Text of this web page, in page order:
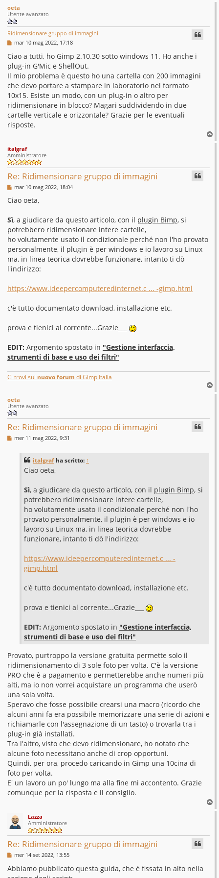
oeta
Utente avanzato
Ridimensionare gruppo di immagini
M
s
s
a
g
g
i
o
mar 10 mag 2022, 17:18
Ciao a tutti, ho Gimp 2.10.30 sotto windows 11. Ho anche i
plug-in G'Mic e ShellOut.
Il mio problema è questo ho una cartella con 200 immagini
che devo portare a stampare in laboratorio nel formato
10x15. Esiste un modo, con un plug-in o altro per
ridimensionare in blocco? Magari suddividendo in due
cartelle verticale e orizzontale? Grazie per le eventuali
risposte.
o
italgraf
Amministratore
Re: Ridimensionare gruppo di immagini
M
s
s
g
g
i
o
mar 10 mag 2022, 18:04
Ciao oeta,
Sì, a giudicare da questo articolo, con il plugin Bimp, si
potrebbero ridimensionare intere cartelle,
ho volutamente usato il condizionale perché non l'ho provato
personalmente, il plugin è per windows e io lavoro su Linux
ma, in linea teorica dovrebbe funzionare, intanto ti dò
l'indirizzo:
https://www.ideepercomputeredinternet.c ... -gimp.html
c'è tutto documentato download, installazione etc.
prova e tienici al corrente...Grazie___
EDIT: Argomento spostato in "Gestione interfaccia,
strumenti di base e uso dei filtri"
Ci trovi sul nuovo forum di Gimp Italia
o
oeta
Utente avanzato
Re: Ridimensionare gruppo di immagini
M
mer 11 mag 2022, 9:31
italgraf ha scritto: ↑
Ciao oeta,
Sì, a giudicare da questo articolo, con il plugin Bimp, si
potrebbero ridimensionare intere cartelle,
ho volutamente usato il condizionale perché non l'ho
provato personalmente, il plugin è per windows e io
lavoro su Linux ma, in linea teorica dovrebbe
funzionare, intanto ti dò l'indirizzo:
https://www.ideepercomputeredinternet.c ... -
gimp.html
c'è tutto documentato download, installazione etc.
prova e tienici al corrente...Grazie___
EDIT: Argomento spostato in "Gestione interfaccia,
strumenti di base e uso dei filtri"
Provato, purtroppo la versione gratuita permette solo il
ridimensionamento di 3 sole foto per volta. C'è la versione
PRO che è a pagamento e permetterebbe anche numeri più
alti, ma io non vorrei acquistare un programma che userò
una sola volta.
Speravo che fosse possibile crearsi una macro (ricordo che
alcuni anni fa era possibile memorizzare una serie di azioni e
richiamarle con l'assegnazione di un tasto) o trovarla tra i
plug-in già installati.
Tra l'altro, visto che devo ridimensionare, ho notato che
alcune foto necessitano anche di crop opportuni.
Quindi, per ora, procedo caricando in Gimp una 10cina di
foto per volta.
E' un lavoro un po' lungo ma alla fine mi accontento. Grazie
comunque per la risposta e il consiglio.
o
Lazza
Amministratore
Re: Ridimensionare gruppo di immagini
M
s
s
mer 14 set 2022, 13:55
Abbiamo pubblicato questa guida, che è fissata in alto nella